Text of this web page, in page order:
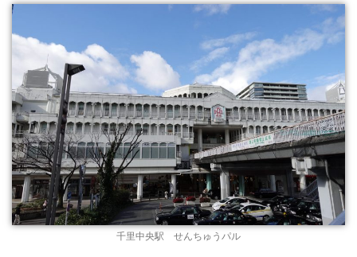
千里中央駅 せんちゅうパル